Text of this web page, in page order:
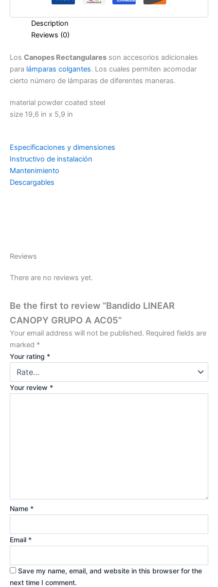
Description
Reviews (0)
Los Canopes Rectangulares son accesorios adicionales
para lámparas colgantes. Los cuales permiten acomodar
cierto número de lámparas de diferentes maneras.
material powder coated steel
size 19,6 in x 5,9 in
Especificaciones y dimensiones
Instructivo de instalación
Mantenimiento
Descargables
Reviews
There are no reviews yet.
Be the first to review “Bandido LINEAR
CANOPY GRUPO A AC05”
Your email address will not be published. Required fields are
marked *
Your rating *
Your review *
Name *
Email *
Save my name, email, and website in this browser for the
next time I comment.